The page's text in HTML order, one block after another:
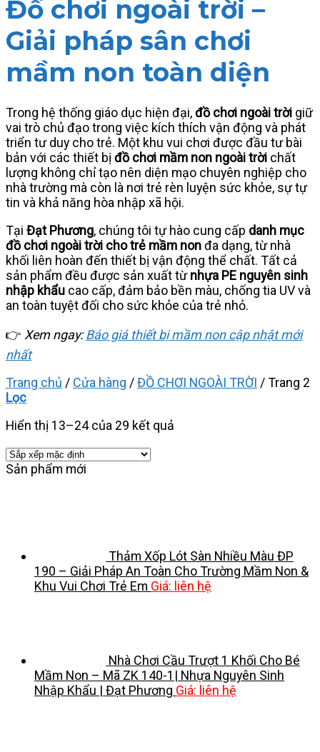
Đồ chơi ngoài trời –
Giải pháp sân chơi
mầm non toàn diện
Trong hệ thống giáo dục hiện đại,đồ chơi ngoài trời giữ
vai trò chủ đạo trong việc kích thích vận động và phát
triển tư duy cho trẻ. Một khu vui chơi được đầu tư bài
bản với các thiết bị đồ chơi mầm non ngoài trời chất
lượng không chỉ tạo nên diện mạo chuyên nghiệp cho
nhà trường mà còn là nơi trẻ rèn luyện sức khỏe, sự tự
tin và khả năng hòa nhập xã hội.
Tại Đạt Phương, chúng tôi tự hào cung cấp danh mục
đồ chơi ngoài trời cho trẻ mầm nonđa dạng, từ nhà
khối liên hoàn đến thiết bị vận động thể chất. Tất cả
sản phẩm đều được sản xuất từnhựa PE nguyên sinh
nhập khẩu cao cấp, đảm bảo bền màu, chống tia UV và
an toàn tuyệt đối cho sức khỏe của trẻ nhỏ.
👉 Xem ngay:Báo giá thiết bị mầm non cập nhật mới
nhất
Trang chủ / Cửa hàng /ĐỒ CHƠI NGOÀI TRỜI / Trang 2
Lọc
Hiển thị 13–24 của 29 kết quả
Sản phẩm mới
Thảm Xốp Lót Sàn Nhiều Màu ĐP
190 – Giải Pháp An Toàn Cho Trường Mầm Non &
Khu Vui Chơi Trẻ Em Giá: liên hệ
Nhà Chơi Cầu Trượt 1 Khối Cho Bé
Mầm Non – Mã ZK 140-1| Nhựa Nguyên Sinh
Nhập Khẩu | Đạt Phương Giá: liên hệ